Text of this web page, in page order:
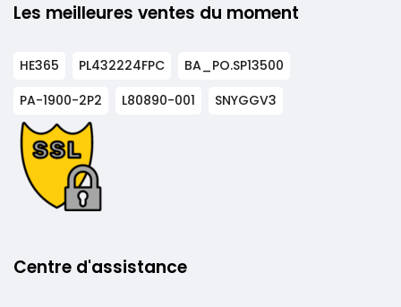
Les meilleures ventes du moment
HE365 PL432224FPC
BA_PO.SP13500
PA-1900-2P2
L80890-001 SNYGGV3
Centre d'assistance